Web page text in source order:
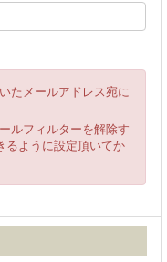
たメールアドレス宛に
ルフィルターを解除す
るように設定頂いてか